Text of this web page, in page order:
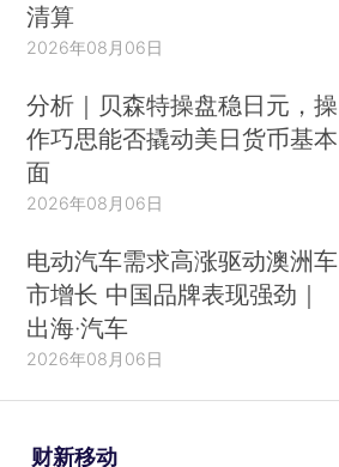
清算
2026年08月06日
分析｜贝森特操盘稳日元，操
作巧思能否撬动美日货币基本
面
2026年08月06日
电动汽车需求高涨驱动澳洲车
市增长 中国品牌表现强劲｜
出海·汽车
2026年08月06日
财新移动